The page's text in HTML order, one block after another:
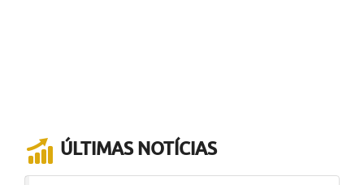
ÚLTIMAS NOTÍCIAS